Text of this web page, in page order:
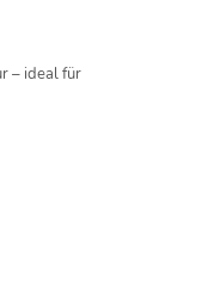
– ideal für